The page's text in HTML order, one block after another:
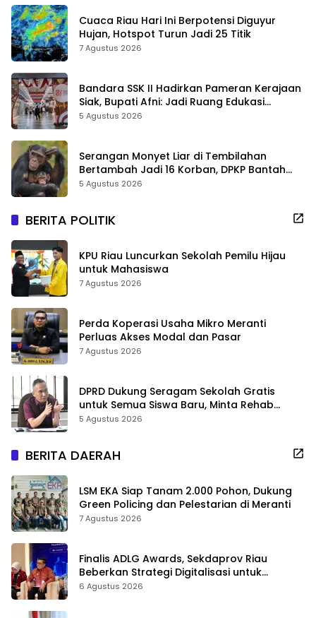
Cuaca Riau Hari Ini Berpotensi Diguyur
Hujan, Hotspot Turun Jadi 25 Titik
7 Agustus 2026
Bandara SSK II Hadirkan Pameran Kerajaan
Siak, Bupati Afni: Jadi Ruang Edukasi
Sejarah Riau
5 Agustus 2026
Serangan Monyet Liar di Tembilahan
Bertambah Jadi 16 Korban, DPKP Bantah
Video Gerombolan Viral
5 Agustus 2026
BERITA POLITIK
KPU Riau Luncurkan Sekolah Pemilu Hijau
untuk Mahasiswa
7 Agustus 2026
Perda Koperasi Usaha Mikro Meranti
Perluas Akses Modal dan Pasar
7 Agustus 2026
DPRD Dukung Seragam Sekolah Gratis
untuk Semua Siswa Baru, Minta Rehab
Sekolah Jangan Dikurangi
5 Agustus 2026
BERITA DAERAH
LSM EKA Siap Tanam 2.000 Pohon, Dukung
Green Policing dan Pelestarian di Meranti
7 Agustus 2026
Finalis ADLG Awards, Sekdaprov Riau
Beberkan Strategi Digitalisasi untuk
Tingkatkan Layanan Publik
6 Agustus 2026